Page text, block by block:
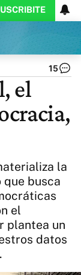
15
el
la
busca
el
plantea un
datos